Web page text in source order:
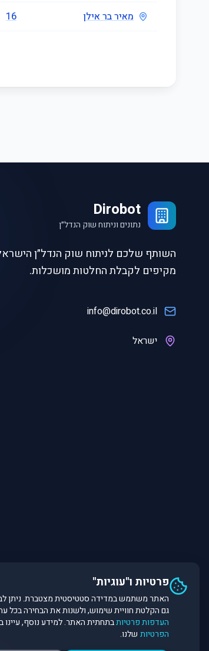
מאיר בר אילן 16
Dirobot
נתונים וניתוח שוק הנדל״ן
השותף שלכם לניתוח שוק הנדל״ן
מקיפים לקבלת החלטות מושכלות.
info@dirobot.co.il
ישראל
פרטיות ו"עוגיות"
האתר משתמש במדידה סטטיסטית מצטברת. ניתן
גם הקלטת חוויית שימוש, ולשנות את הבחירה בכל
העדפות פרטיותבתחתית האתר. למידע נוסף, עיינו ב
הפרטיות שלנו.